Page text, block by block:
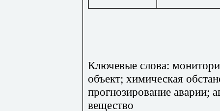
Ключевые слова:
объект; химическая
прогнозирование аварии;
вещество